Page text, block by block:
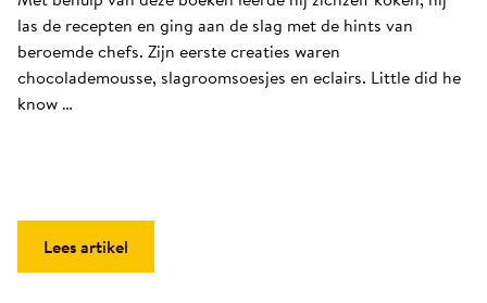
las de recepten en ging aan de slag met de hints van
beroemde chefs. Zijn eerste creaties waren
chocolademousse, slagroomsoesjes en eclairs. Little did he
know …
Lees artikel